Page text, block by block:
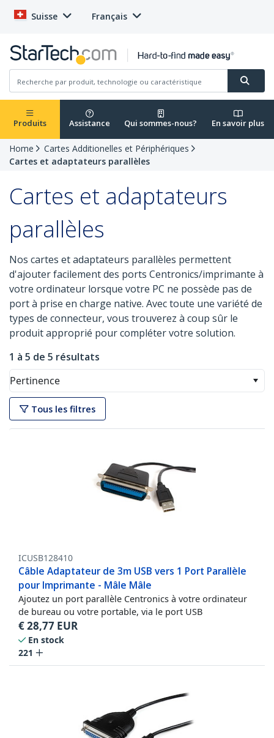
Suisse Français
Produits Assistance Qui sommes-nous? En savoir plus
Home
Cartes Additionelles et Périphériques
Cartes et adaptateurs parallèles
Cartes et adaptateurs
parallèles
Nos cartes et adaptateurs parallèles permettent
d'ajouter facilement des ports Centronics/imprimante à
votre ordinateur lorsque votre PC ne possède pas de
port à prise en charge native. Avec toute une variété de
types de connecteur, vous trouverez à coup sûr le
produit approprié pour compléter votre solution.
1 à 5 de 5 résultats
Pertinence
Tous les filtres
ICUSB128410
Câble Adaptateur de 3m USB vers 1 Port Parallèle
pour Imprimante - Mâle Mâle
Ajoutez un port parallèle Centronics à votre ordinateur
de bureau ou votre portable, via le port USB
€28,77 EUR
En stock
221